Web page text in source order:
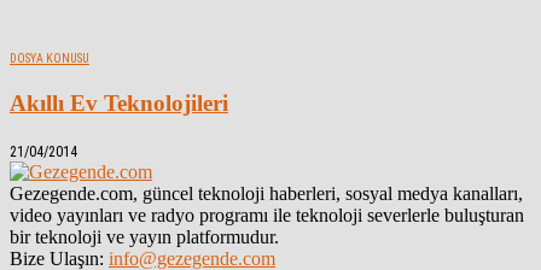
DOSYA KONUSU
Akıllı Ev Teknolojileri
21/04/2014
Gezegende.com, güncel teknoloji haberleri, sosyal medya kanalları,
video yayınları ve radyo programı ile teknoloji severlerle buluşturan
bir teknoloji ve yayın platformudur.
Bize Ulaşın: info@gezegende.com